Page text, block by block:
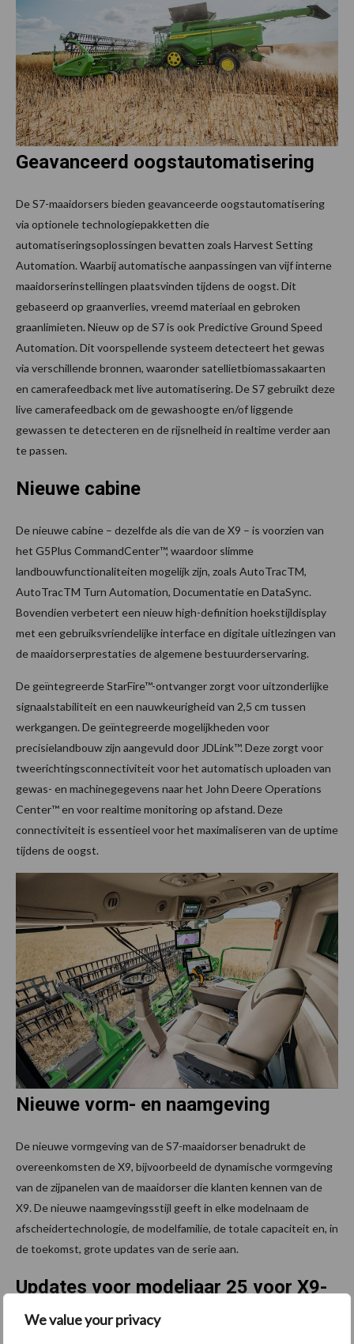
We value your privacy
Geavanceerd oogstautomatisering
De S7-maaidorsers bieden geavanceerde oogstautomatisering
via optionele technologiepakketten die
automatiseringsoplossingen bevatten zoals Harvest Setting
Automation. Waarbij automatische aanpassingen van vijf interne
maaidorserinstellingen plaatsvinden tijdens de oogst. Dit
gebaseerd op graanverlies, vreemd materiaal en gebroken
graanlimieten. Nieuw op de S7 is ook Predictive Ground Speed
Automation. Dit voorspellende systeem detecteert het gewas
via verschillende bronnen, waaronder satellietbiomassakaarten
en camerafeedback met live automatisering. De S7 gebruikt deze
live camerafeedback om de gewashoogte en/of liggende
gewassen te detecteren en de rijsnelheid in realtime verder aan
te passen.
Nieuwe cabine
De nieuwe cabine – dezelfde als die van de X9 – is voorzien van
het G5Plus CommandCenter™, waardoor slimme
landbouwfunctionaliteiten mogelijk zijn, zoals AutoTracTM,
AutoTracTM Turn Automation, Documentatie en DataSync.
Bovendien verbetert een nieuw high-definition hoekstijldisplay
met een gebruiksvriendelijke interface en digitale uitlezingen van
de maaidorserprestaties de algemene bestuurderservaring.
De geïntegreerde StarFire™-ontvanger zorgt voor uitzonderlijke
signaalstabiliteit en een nauwkeurigheid van 2,5 cm tussen
werkgangen. De geïntegreerde mogelijkheden voor
precisielandbouw zijn aangevuld door JDLink™. Deze zorgt voor
tweerichtingsconnectiviteit voor het automatisch uploaden van
gewas- en machinegegevens naar het John Deere Operations
Center™ en voor realtime monitoring op afstand. Deze
connectiviteit is essentieel voor het maximaliseren van de uptime
tijdens de oogst.
Nieuwe vorm- en naamgeving
De nieuwe vormgeving van de S7-maaidorser benadrukt de
overeenkomsten de X9, bijvoorbeeld de dynamische vormgeving
van de zijpanelen van de maaidorser die klanten kennen van de
X9. De nieuwe naamgevingsstijl geeft in elke modelnaam de
afscheidertechnologie, de modelfamilie, de totale capaciteit en, in
de toekomst, grote updates van de serie aan.
Updates voor modeljaar 25 voor X9-
maaidorsers